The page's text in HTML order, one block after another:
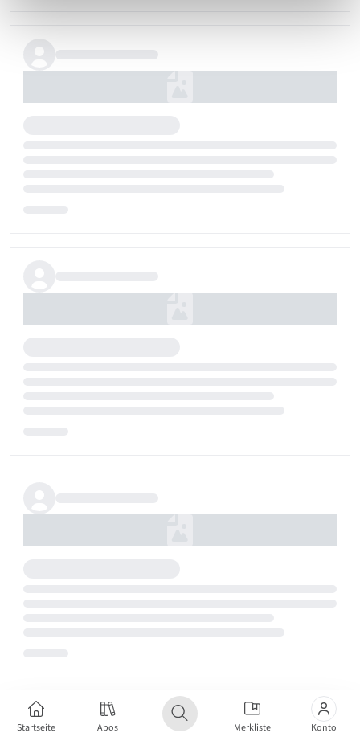
Startseite Abos Merkliste Konto